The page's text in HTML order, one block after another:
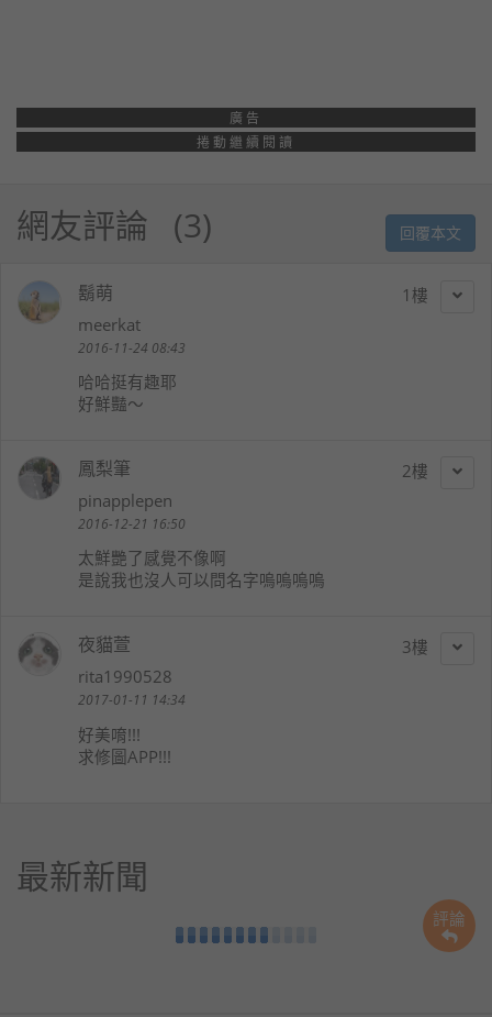
評論
廣告
捲動繼續閱讀
網友評論 3 回覆本文
1
鬍萌
meerkat
2016-11-24 08:43
哈哈挺有趣耶
好鮮豔～
2
鳳梨筆
pinapplepen
2016-12-21 16:50
太鮮艷了感覺不像啊
是說我也沒人可以問名字嗚嗚嗚嗚
3
夜貓萱
rita1990528
2017-01-11 14:34
好美唷!!!
求修圖APP!!!
最新新聞